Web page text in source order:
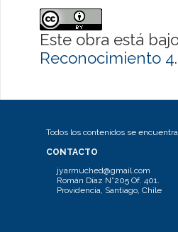
Este obra está
Reconocimiento
Todos los contenidos se
CONTACTO
jyarmuched@gmail.com
Román Díaz N°205 Of. 401.
Providencia, Santiago, Chile